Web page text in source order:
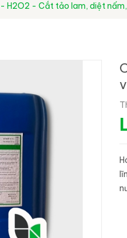
H2O2 - Cắt tảo lam, diệt nấm,